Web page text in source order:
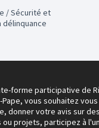
forme participative de
Pape, vous souhaitez
donner votre avis sur
projets, participez à